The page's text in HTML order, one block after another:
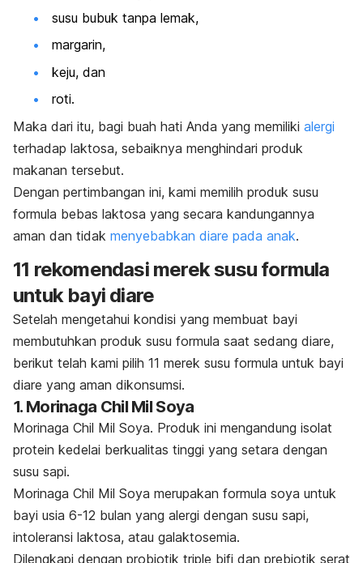
susu bubuk tanpa lemak,
margarin,
keju, dan
roti.
Maka dari itu, bagi buah hati Anda yang memiliki alergi
terhadap laktosa, sebaiknya menghindari produk
makanan tersebut.
Dengan pertimbangan ini, kami memilih produk susu
formula bebas laktosa yang secara kandungannya
aman dan tidak menyebabkan diare pada anak.
11 rekomendasi merek susu formula
untuk bayi diare
Setelah mengetahui kondisi yang membuat bayi
membutuhkan produk susu formula saat sedang diare,
berikut telah kami pilih 11 merek susu formula untuk bayi
diare yang aman dikonsumsi.
1. Morinaga Chil Mil Soya
Morinaga Chil Mil Soya. Produk ini mengandung isolat
protein kedelai berkualitas tinggi yang setara dengan
susu sapi.
Morinaga Chil Mil Soya merupakan formula soya untuk
bayi usia 6-12 bulan yang alergi dengan susu sapi,
intoleransi laktosa, atau galaktosemia.
Dilengkapi dengan probiotik triple bifi dan prebiotik serat